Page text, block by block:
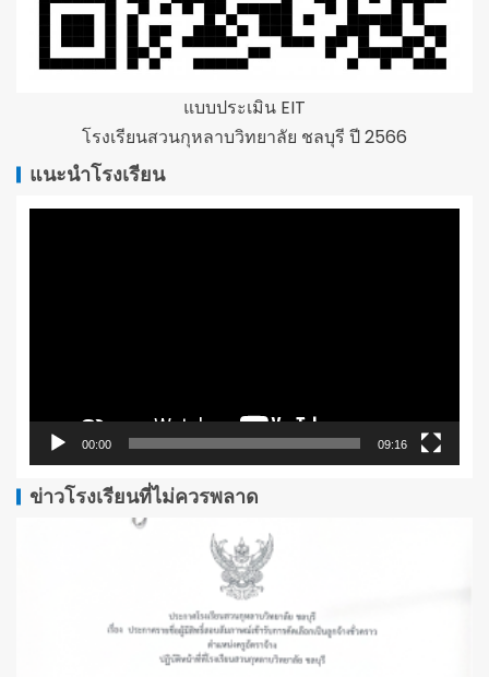
แบบประเมิน EIT
โรงเรียนสวนกุหลาบวิทยาลัย ชลบุรี ปี 2566
แนะนำโรงเรียน
00:00 09:16
ข่าวโรงเรียนที่ไม่ควรพลาด